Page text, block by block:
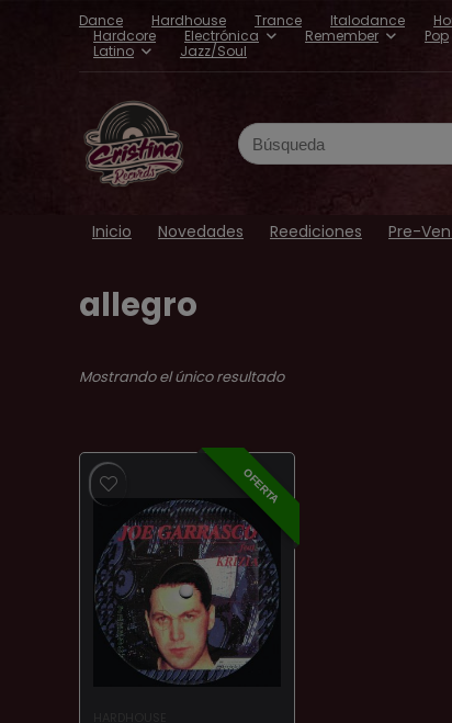
Dance Hardhouse Trance Italodance
Hardcore
Electrónica Remember Pop
Latino
Jazz/Soul
Search
for:
Inicio Novedades Reediciones Pre-
allegro
Mostrando el único resultado
OFERTA